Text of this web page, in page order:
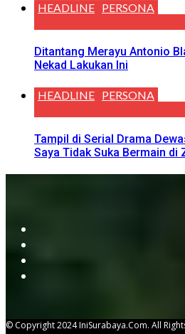
HEADLINE PERSONA
Ditantang Merayu Antonio
Nekad Lakukan Ini
HEADLINE PERSONA
Tampil di Serial Drama
Saya Tidak Suka Bermain di
© Copyright 2024 IniSurabaya.com. All